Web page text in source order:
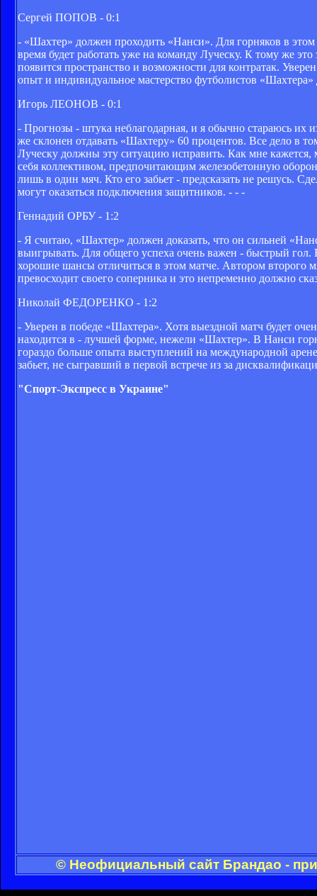
Сергей ПОПОВ - 0:1
- «Шахтер» должен проходить «Нанси». Для горняков в
время будет работать уже на команду Луческу. К тому же
появится пространство и возможности для контратак.
опыт и индивидуальное мастерство футболистов
Игорь ЛЕОНОВ - 0:1
- Прогнозы - штука неблагодарная, и я обычно стараюсь их
же склонен отдавать «Шахтеру» 60 процентов. Все дело в
Луческу должны эту ситуацию исправить. Как мне кажется,
себя коллективом, предпочитающим железобетонную
лишь в один мяч. Кто его забьет - предсказать не решусь.
могут оказаться подключения защитников. - - -
Геннадий ОРБУ - 1:2
- Я считаю, «Шахтер» должен доказать, что он сильней
выигрывать. Для общего успеха очень важен - быстрый
хорошие шансы отличиться в этом матче. Автором второго
превосходит своего соперника и это непременно должно
Николай ФЕДОРЕНКО - 1:2
- Уверен в победе «Шахтера». Хотя выездной матч будет
находится в - лучшей форме, нежели «Шахтер». В Нанси
гораздо больше опыта выступлений на международной
забьет, не сыгравший в первой встрече из за
"Спорт-Экспресс в Украине"
© Неофициальный сайт Брандао -